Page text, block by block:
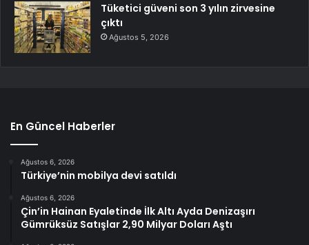
Tüketici güveni son 3 yılın zirvesine
çıktı
Ağustos 5, 2026
En Güncel Haberler
Ağustos 6, 2026
Türkiye’nin mobilya devi satıldı
Ağustos 6, 2026
Çin’in Hainan Eyaletinde İlk Altı Ayda Denizaşırı
Gümrüksüz Satışlar 2,90 Milyar Doları Aştı